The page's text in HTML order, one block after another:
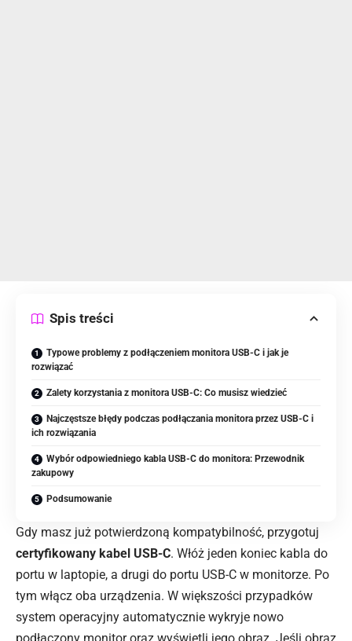
Spis treści
Typowe problemy z podłączeniem monitora USB-C i jak je
rozwiązać
Zalety korzystania z monitora USB-C: Co musisz wiedzieć
Najczęstsze błędy podczas podłączania monitora przez USB-C i
ich rozwiązania
Wybór odpowiedniego kabla USB-C do monitora: Przewodnik
zakupowy
Podsumowanie
Gdy masz już potwierdzoną kompatybilność, przygotuj
certyfikowany kabel USB-C. Włóż jeden koniec kabla do
portu w laptopie, a drugi do portu USB-C w monitorze. Po
tym włącz oba urządzenia. W większości przypadków
system operacyjny automatycznie wykryje nowo